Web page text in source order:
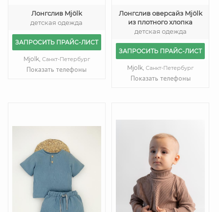
Лонгслив Mjölk
детская одежда
ЗАПРОСИТЬ ПРАЙС-ЛИСТ
Mjolk, Санкт-Петербург
Показать телефоны
Лонгслив оверсайз Mjölk
из плотного хлопка
детская одежда
ЗАПРОСИТЬ ПРАЙС-ЛИСТ
Mjolk,Санкт-Петербург
Показать телефоны